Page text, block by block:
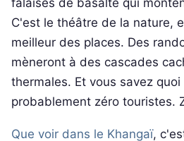
falaises de basalte qui
C'est le théâtre de la nature,
meilleur des places. Des
mèneront à des cascades
thermales. Et vous savez
probablement zéro touristes.
Que voir dans le Khangaï,